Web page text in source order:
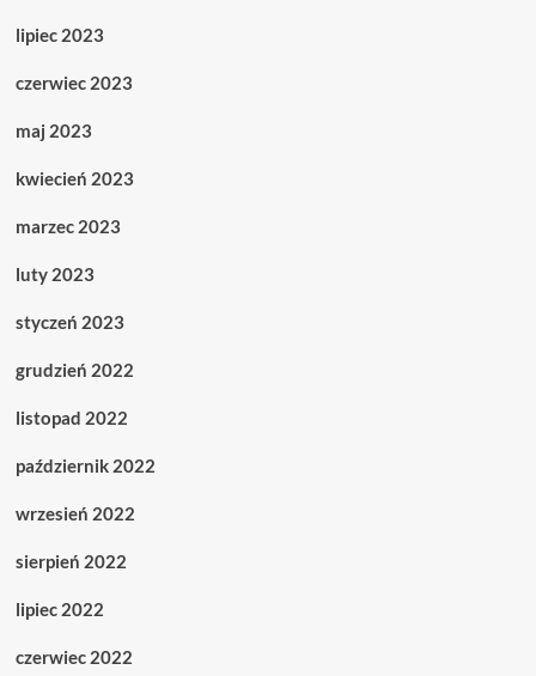
lipiec 2023
czerwiec 2023
maj 2023
kwiecień 2023
marzec 2023
luty 2023
styczeń 2023
grudzień 2022
listopad 2022
październik 2022
wrzesień 2022
sierpień 2022
lipiec 2022
czerwiec 2022